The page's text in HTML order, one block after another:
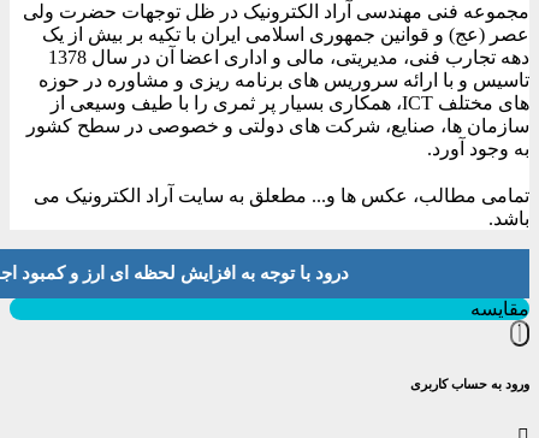
مجموعه فنی مهندسی آراد الکترونیک در ظل توجهات حضرت ولی
عصر (عج) و قوانین جمهوری اسلامی ایران با تکیه بر بیش از یک
دهه تجارب فنی، مدیریتی، مالی و اداری اعضا آن در سال 1378
تاسیس و با ارائه سروریس های برنامه ریزی و مشاوره در حوزه
های مختلف ICT، همکاری بسیار پر ثمری را با طیف وسیعی از
سازمان ها، صنایع، شرکت های دولتی و خصوصی در سطح کشور
به وجود آورد.
تمامی مطالب، عکس ها و... مطعلق به سایت آراد الکترونیک می
باشد.
درود با توجه به افزایش لحظه ای ارز و کمبود اجناس لطفا موجودی
مقایسه
ورود به حساب کاربری